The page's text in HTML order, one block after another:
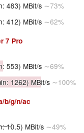
483) MBit/s ∼73%
412) MBit/s ∼62%
7 Pro
553) MBit/s ∼69%
1262) MBit/s ∼100%
b/g/n/ac
10.5) MBit/s ∼49%